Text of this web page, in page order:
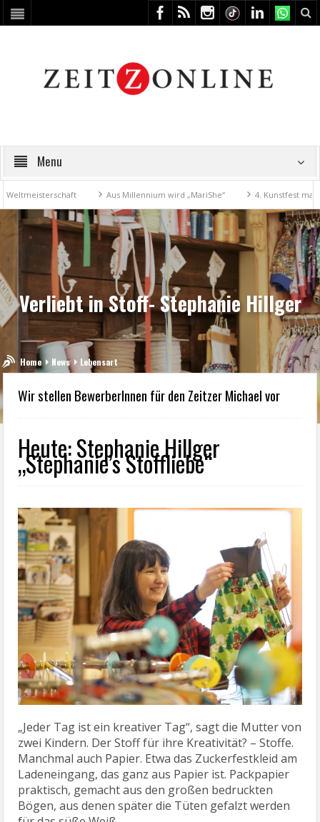
Menu
Aus Millennium wird „MariShe“ 4. Kunstfest macht
Verliebt in Stoff- Stephanie Hillger
Home News Lebensart
Wir stellen BewerberInnen für den Zeitzer Michael vor
Heute: Stephanie Hillger
„Stephanie’s Stoffliebe“
„Jeder Tag ist ein kreativer Tag“, sagt die Mutter von
zwei Kindern. Der Stoff für ihre Kreativität? – Stoffe.
Manchmal auch Papier. Etwa das Zuckerfestkleid am
Ladeneingang, das ganz aus Papier ist. Packpapier
praktisch, gemacht aus den großen bedruckten
Bögen, aus denen später die Tüten gefalzt werden